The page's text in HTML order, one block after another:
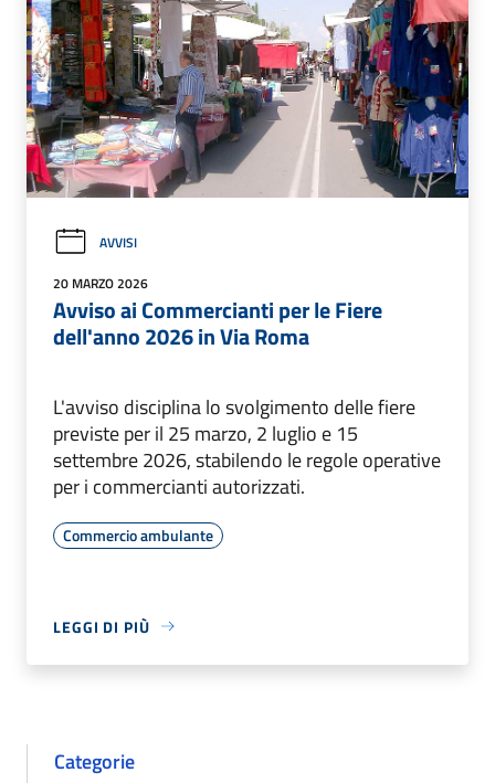
AVVISI
20 MARZO 2026
Avviso ai Commercianti per le Fiere
dell'anno 2026 in Via Roma
L'avviso disciplina lo svolgimento delle fiere
previste per il 25 marzo, 2 luglio e 15
settembre 2026, stabilendo le regole operative
per i commercianti autorizzati.
Commercio ambulante
LEGGI DI PIÙ
Categorie